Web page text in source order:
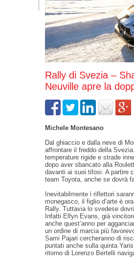
Rally di Svezia –
Neuville apre la
Michele Montesano
Dal ghiaccio e dalla neve di
affrontare il freddo della
temperature rigide e strade
dopo aver sbancato alla
davanti ai suoi tifosi. A partire
team Toyota, anche se dovrà
Inevitabilmente i riflettori
monegasco, il figlio d’arte è
Rally. Tuttavia lo svedese
Infatti Elfyn Evans, già
anche quest’anno per
un ordine di marcia più
Sami Pajari cercheranno di
puntati anche sulla quinta
ritorno di Lorenzo Bertelli